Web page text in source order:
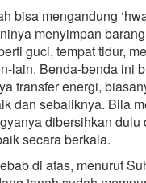
bisa mengandung
menyimpan
guci, tempat tidur,
lain. Benda-benda ini
transfer energi,
dan sebaliknya. Bila
dibersihkan dulu
secara berkala.
di atas, menurut